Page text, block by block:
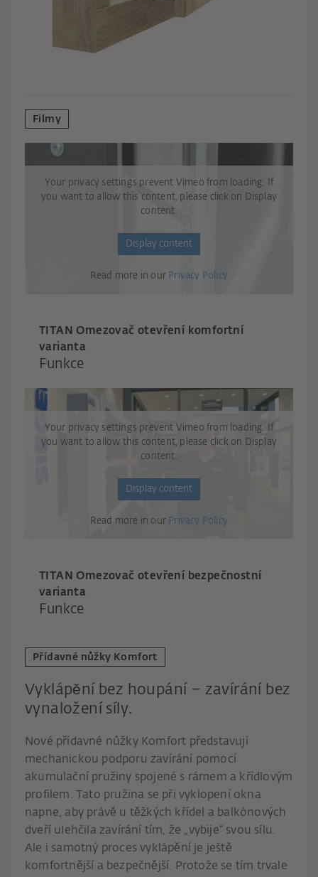
Filmy
Your privacy settings prevent Vimeo from loading. If
you want to allow this content, please click on Display
content.
Display content
Read more in our Privacy Policy
TITAN Omezovač otevření komfortní
varianta
Funkce
Your privacy settings prevent Vimeo from loading. If
you want to allow this content, please click on Display
content.
Display content
Read more in our Privacy Policy
TITAN Omezovač otevření bezpečnostní
varianta
Funkce
Přídavné nůžky Komfort
Vyklápění bez houpání – zavírání bez
vynaložení síly.
Nové přídavné nůžky Komfort představují
mechanickou podporu zavírání pomocí
akumulační pružiny spojené s rámem a křídlovým
profilem. Tato pružina se při vyklopení okna
napne, aby právě u těžkých křídel a balkónových
dveří ulehčila zavírání tím, že „vybije“ svou sílu.
Ale i samotný proces vyklápění je ještě
komfortnější a bezpečnější. Protože se tím trvale